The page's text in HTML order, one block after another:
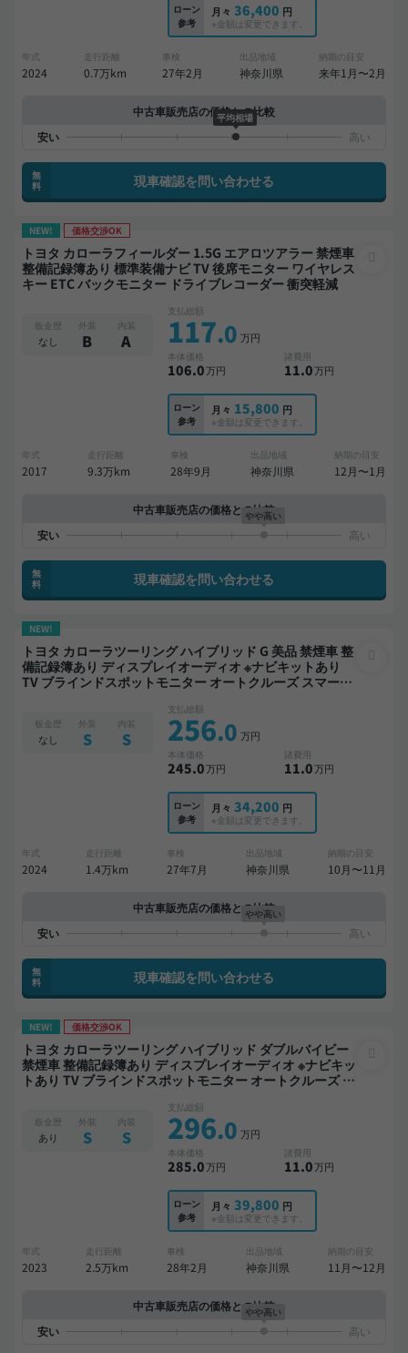
ローン
参考
月々 36,400 円
※金額は変更できます。
年式
2024
走行距離
0.7万km
車検
27年2月
出品地域
神奈川県
納期の目安
来年1月〜2月
中古車販売店の価格との比較
平均相場
無
料
現車確認を問い合わせる
NEW! 価格交渉OK
トヨタ カローラフィールダー 1.5G エアロツアラー 禁煙車
整備記録簿あり 標準装備ナビ TV 後席モニター ワイヤレス
キー ETC バックモニター ドライブレコーダー 衝突軽減
板金歴
なし
外装
B
内装
A
支払総額
117.0 万円
本体価格
106.0万円
諸費用
11.0万円
ローン
参考
月々 15,800 円
※金額は変更できます。
年式
2017
走行距離
9.3万km
車検
28年9月
出品地域
神奈川県
納期の目安
12月〜1月
中古車販売店の価格との比較
やや高い
無
料
現車確認を問い合わせる
NEW!
トヨタ カローラツーリング ハイブリッド G 美品 禁煙車 整
備記録簿あり ディスプレイオーディオ ※ナビキットあり
TV ブラインドスポットモニター オートクルーズ スマート
板金歴
なし
外装
S
内装
S
支払総額
256.0 万円
本体価格
245.0万円
諸費用
11.0万円
ローン
参考
月々 34,200 円
※金額は変更できます。
年式
2024
走行距離
1.4万km
車検
27年7月
出品地域
神奈川県
納期の目安
10月〜11月
中古車販売店の価格との比較
やや高い
無
料
現車確認を問い合わせる
NEW! 価格交渉OK
トヨタ カローラツーリング ハイブリッド ダブルバイビー
禁煙車 整備記録簿あり ディスプレイオーディオ ※ナビキッ
トあり TV ブラインドスポットモニター オートクルーズ ス
板金歴
あり
外装
S
内装
S
支払総額
296.0 万円
本体価格
285.0万円
諸費用
11.0万円
ローン
参考
月々 39,800 円
※金額は変更できます。
年式
2023
走行距離
2.5万km
車検
28年2月
出品地域
神奈川県
納期の目安
11月〜12月
中古車販売店の価格との比較
やや高い